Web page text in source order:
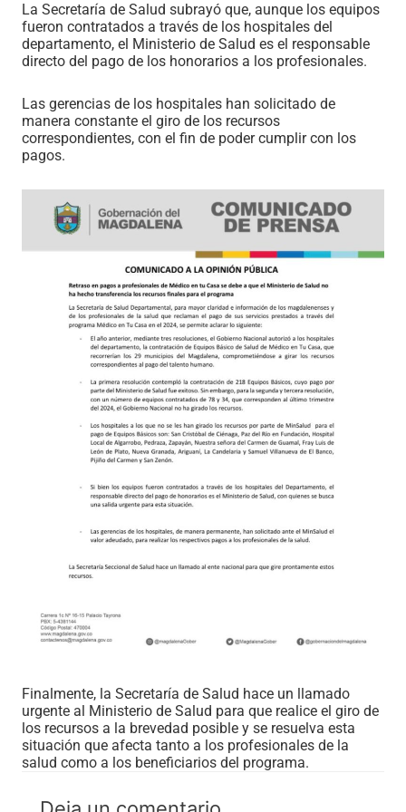
La Secretaría de Salud subrayó que, aunque los equipos
fueron contratados a través de los hospitales del
departamento, el Ministerio de Salud es el responsable
directo del pago de los honorarios a los profesionales.
Las gerencias de los hospitales han solicitado de
manera constante el giro de los recursos
correspondientes, con el fin de poder cumplir con los
pagos.
Finalmente, la Secretaría de Salud hace un llamado
urgente al Ministerio de Salud para que realice el giro de
los recursos a la brevedad posible y se resuelva esta
situación que afecta tanto a los profesionales de la
salud como a los beneficiarios del programa.